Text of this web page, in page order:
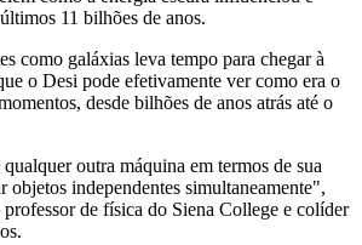
11 bilhões de anos.
como galáxias leva tempo para chegar à
o Desi pode efetivamente ver como era o
desde bilhões de anos atrás até o
outra máquina em termos de sua
objetos independentes simultaneamente",
de física do Siena College e colíder